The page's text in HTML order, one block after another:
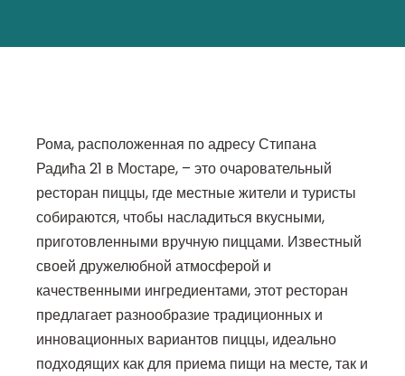
Рома, расположенная по адресу Стипана
Радића 21 в Мостаре, – это очаровательный
ресторан пиццы, где местные жители и туристы
собираются, чтобы насладиться вкусными,
приготовленными вручную пиццами. Известный
своей дружелюбной атмосферой и
качественными ингредиентами, этот ресторан
предлагает разнообразие традиционных и
инновационных вариантов пиццы, идеально
подходящих как для приема пищи на месте, так и